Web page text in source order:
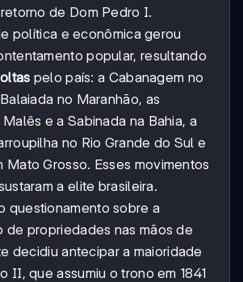
de Dom Pedro I.
política e econômica gerou
popular, resultando
pelo país: a Cabanagem no
no Maranhão, as
e a Sabinada na Bahia, a
no Rio Grande do Sul e
Mato Grosso. Esses movimentos
a elite brasileira.
questionamento sobre a
de propriedades nas mãos de
decidiu antecipar a maioridade
II, que assumiu o trono em 1841